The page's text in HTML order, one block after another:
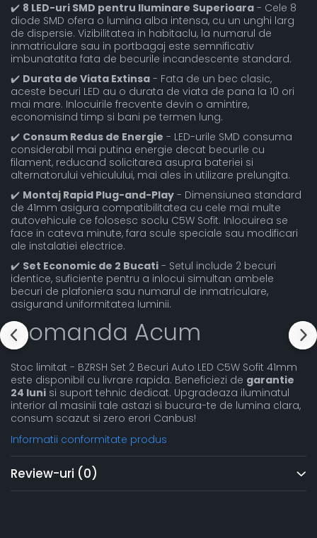
✔️ 8 LED-uri SMD pentru Iluminare Superioara - Cele 8
diode SMD ofera o lumina alba intensa, cu un unghi larg
de dispersie. Vizibilitatea in habitaclu, la numarul de
inmatriculare sau in portbagaj este semnificativ
imbunatatita fata de becurile incandescente standard.
✔️ Durata de Viata Extinsa - Fata de un bec clasic,
aceste becuri LED au o durata de viata de pana la 10 ori
mai mare. Inlocuirile frecvente devin o amintire,
economisind timp si bani pe termen lung.
✔️ Consum Redus de Energie - LED-urile SMD consuma
considerabil mai putina energie decat becurile cu
filament, reducand solicitarea asupra bateriei si
alternatorului vehiculului, mai ales in utilizare prelungita.
✔️ Montaj Rapid Plug-and-Play - Dimensiunea standard
de 41mm asigura compatibilitatea cu cele mai multe
autovehicule ce folosesc soclu C5W Sofit. Inlocuirea se
face in cateva minute, fara scule speciale sau modificari
ale instalatiei electrice.
✔️ Set Economic de 2 Bucati - Setul include 2 becuri
identice, suficiente pentru a inlocui simultan ambele
becuri de plafoniera sau numarul de inmatriculare,
asigurand uniformitatea luminii.
Comanda Acum
Stoc limitat - BZRSH Set 2 Becuri Auto LED C5W Sofit 41mm
este disponibil cu livrare rapida. Beneficiezi de garantie
24 luni si suport tehnic dedicat. Upgradeaza iluminatul
interior al masinii tale astazi si bucura-te de lumina clara,
consum scazut si zero erori Canbus!
Informatii conformitate produs
Review-uri (0)